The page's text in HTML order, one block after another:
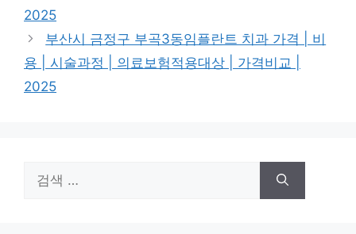
2025
부산시 금정구 부곡3동임플란트 치과 가격 | 비
용 | 시술과정 | 의료보험적용대상 | 가격비교 |
2025
색: